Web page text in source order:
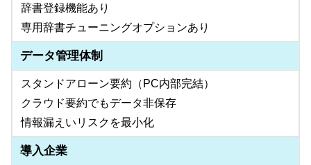
辞書登録機能あり
専用辞書チューニングオプションあり
データ管理体制
スタンドアローン要約（PC内部完結）
クラウド要約でもデータ非保存
情報漏えいリスクを最小化
導入企業